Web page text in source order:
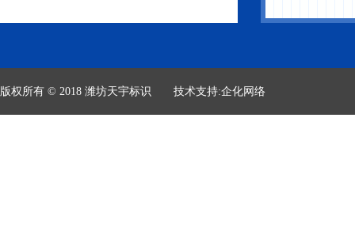
版权所有 © 2018 潍坊天宇标识 技术支持:企化网络